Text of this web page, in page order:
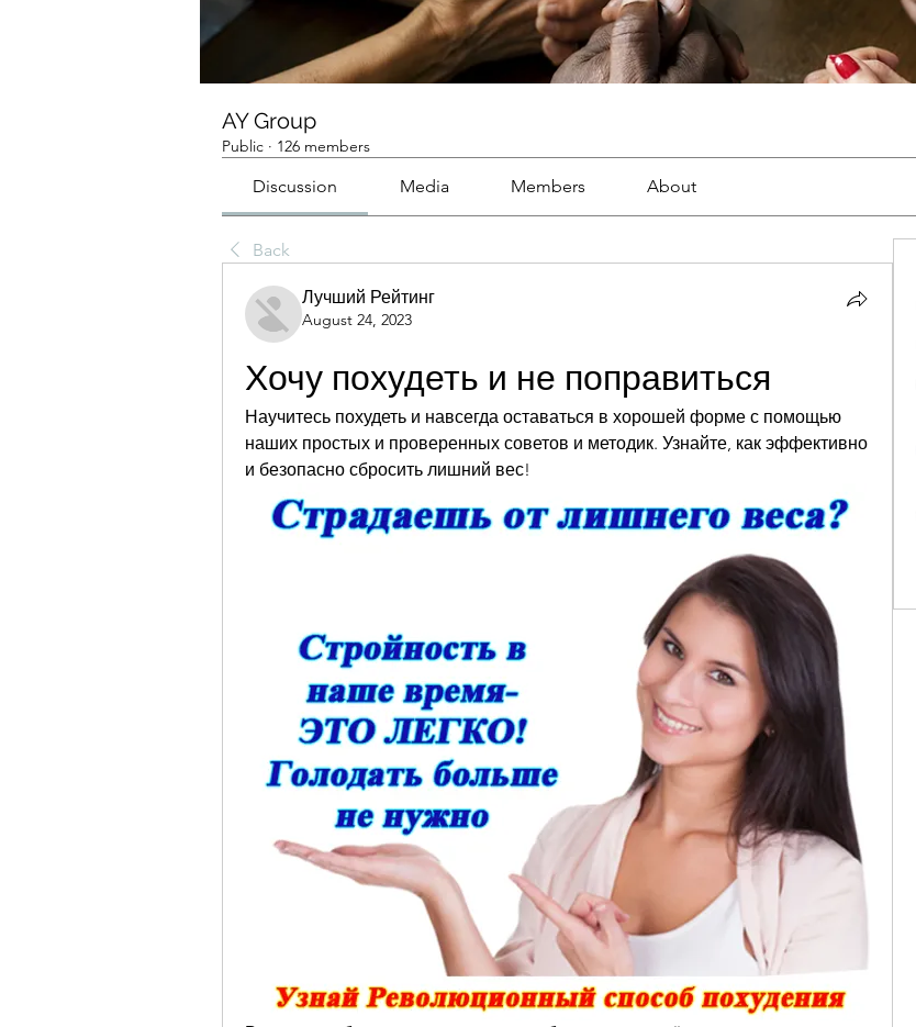
AY Group
Public · 126 members
Discussion Media Members About
Back
Лучший Рейтинг
August 24, 2023
Хочу похудеть и не поправиться
Научитесь похудеть и навсегда оставаться в хорошей форме с помощью
наших простых и проверенных советов и методик. Узнайте, как эффективно
и безопасно сбросить лишний вес!